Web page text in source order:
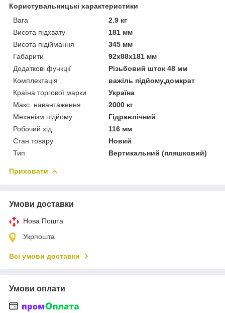
Користувальницькі характеристики
Вага
2.9 кг
Висота підхвату
181 мм
Висота підіймання
345 мм
Габарити
92x88x181 мм
Додаткові функції
Pізьбoвий штoк 48 мм
Комплектація
важіль підйому,домкрат
Країна торгової марки
Україна
Макс. навантаження
2000 кг
Механізм підйому
Гідравлічний
Робочий хід
116 мм
Стан товару
Новий
Тип
Вертикальний (пляшковий)
Приховати
Умови доставки
Нова Пошта
Укрпошта
Всі умови доставки
Умови оплати